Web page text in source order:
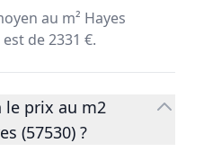
au m² Hayes
de 2331 €.
le prix au m2
(57530) ?